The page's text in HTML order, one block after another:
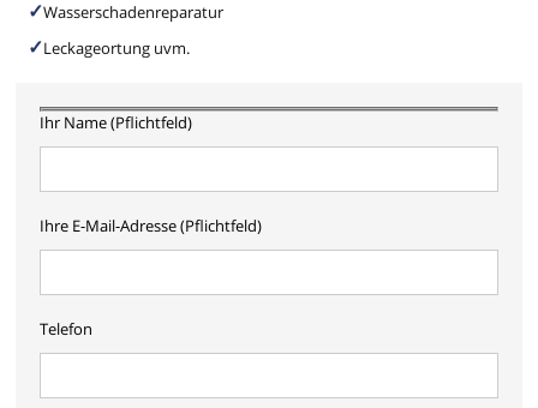
Wasserschadenreparatur
Leckageortung uvm.
Ihr Name (Pflichtfeld)
Ihre E-Mail-Adresse (Pflichtfeld)
Telefon